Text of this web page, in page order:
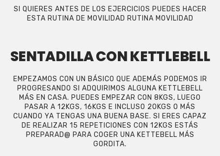
SI QUIERES ANTES DE LOS EJERCICIOS PUEDES HACER
ESTA RUTINA DE MOVILIDAD RUTINA MOVILIDAD
SENTADILLA CON KETTLEBELL
EMPEZAMOS CON UN BÁSICO QUE ADEMÁS PODEMOS IR
PROGRESANDO SI ADQUIRIMOS ALGUNA KETTLEBELL
MÁS EN CASA. PUEDES EMPEZAR CON 8KGS, LUEGO
PASAR A 12KGS, 16KGS E INCLUSO 20KGS O MÁS
CUANDO YA TENGAS UNA BUENA BASE. SI ERES CAPAZ
DE REALIZAR 15 REPETICIONES CON 12KGS ESTÁS
PREPARAD@ PARA COGER UNA KETTEBELL MÁS
GORDITA.